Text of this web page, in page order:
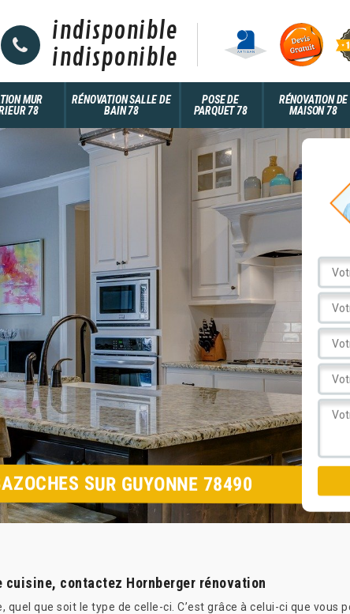
indisponible
indisponible
MUR
78
RÉNOVATION SALLE DE
BAIN 78
POSE DE
PARQUET 78
RÉNOVATION DE
MAISON 78
SUR GUYONNE 78490
cuisine, contactez Hornberger rénovation
quel que soit le type de celle-ci. C’est grâce à celui-ci que vous